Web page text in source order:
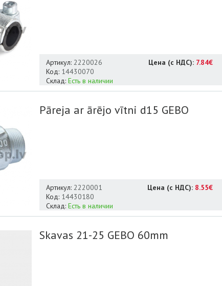
Цена (с НДС): 7.84€
Артикул: 2220026
Код: 14430070
Склад: Есть в наличии
Pāreja ar ārējo vītni d15 GEBO
Цена (с НДС): 8.55€
Артикул: 2220001
Код: 14430180
Склад: Есть в наличии
Skavas 21-25 GEBO 60mm